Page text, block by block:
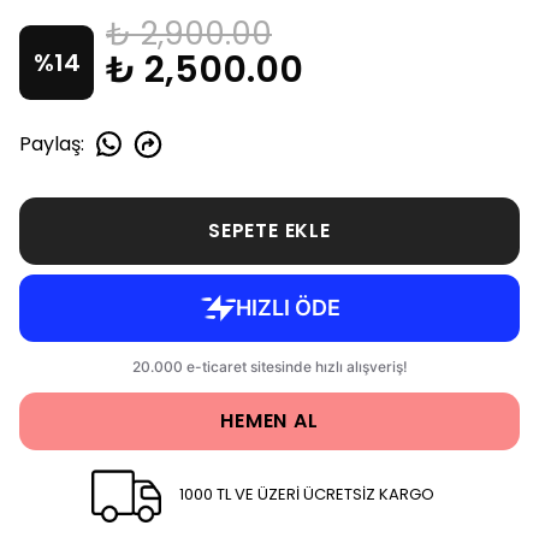
%14
₺ 2,900.00
₺ 2,500.00
Paylaş:
SEPETE EKLE
HEMEN AL
1000 TL VE ÜZERİ ÜCRETSİZ KARGO